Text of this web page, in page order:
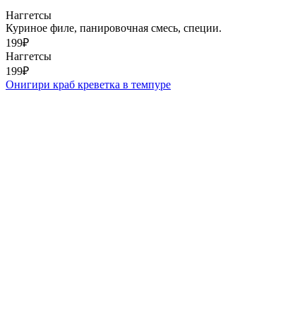
Наггетсы
Куриное филе, панировочная смесь, специи.
199₽
Наггетсы
199₽
Онигири краб креветка в темпуре